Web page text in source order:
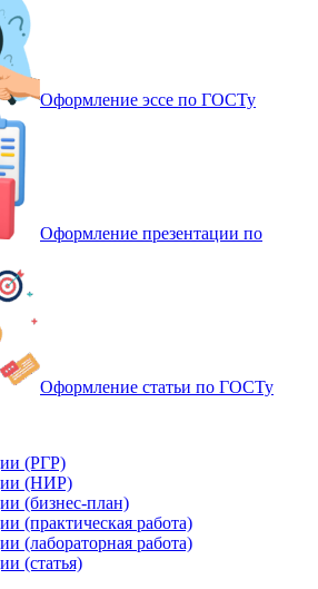
Оформление эссе по ГОСТу
Оформление презентации по
Оформление статьи по ГОСТу
(РГР)
(НИР)
(бизнес-план)
(практическая работа)
(лабораторная работа)
(статья)